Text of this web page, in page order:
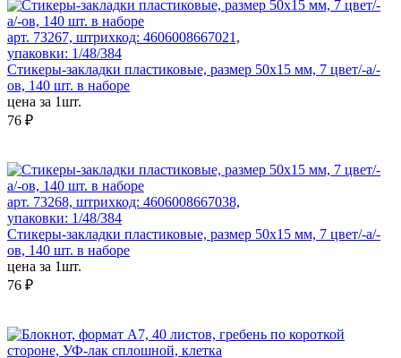
арт. 73267, штрихкод: 4606008667021,
упаковки: 1/48/384
Стикеры-закладки пластиковые, размер 50х15 мм, 7 цвет/-а/-
ов, 140 шт. в наборе
цена за 1шт.
76 ₽
арт. 73268, штрихкод: 4606008667038,
упаковки: 1/48/384
Стикеры-закладки пластиковые, размер 50х15 мм, 7 цвет/-а/-
ов, 140 шт. в наборе
цена за 1шт.
76 ₽